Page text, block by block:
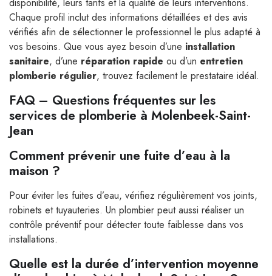
Chaque profil inclut des informations détaillées et des avis
vérifiés afin de sélectionner le professionnel le plus adapté à
vos besoins. Que vous ayez besoin d’une installation
sanitaire, d’une réparation rapide ou d’un entretien
plomberie régulier, trouvez facilement le prestataire idéal.
FAQ – Questions fréquentes sur les
services de plomberie à Molenbeek-Saint-
Jean
Comment prévenir une fuite d’eau à la
maison ?
Pour éviter les fuites d’eau, vérifiez régulièrement vos joints,
robinets et tuyauteries. Un plombier peut aussi réaliser un
contrôle préventif pour détecter toute faiblesse dans vos
installations.
Quelle est la durée d’intervention moyenne